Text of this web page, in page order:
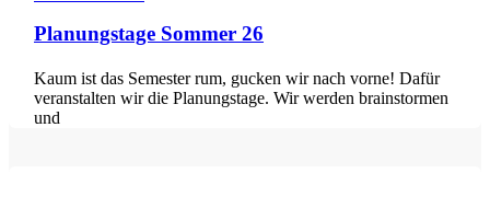
Planungstage Sommer 26
Kaum ist das Semester rum, gucken wir nach vorne! Dafür
veranstalten wir die Planungstage. Wir werden brainstormen
und